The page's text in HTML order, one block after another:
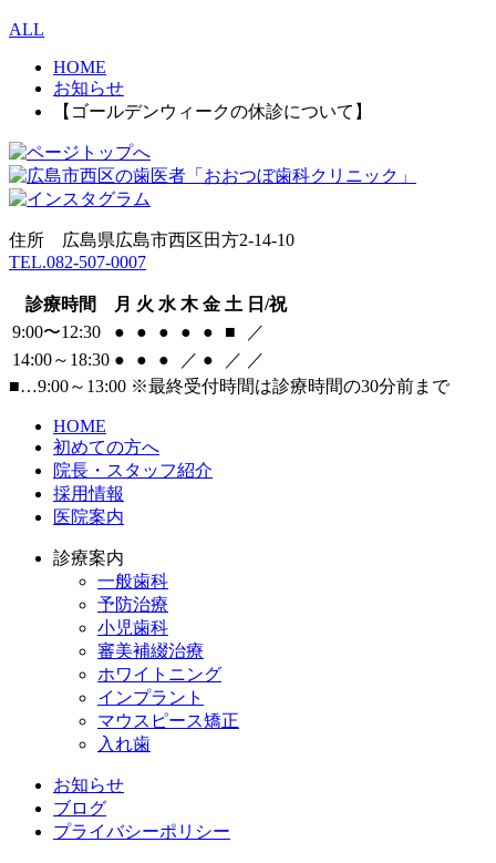
ALL
HOME
お知らせ
【ゴールデンウィークの休診について】
住所 広島県広島市西区田方2-14-10
TEL.082-507-0007
診療時間 月 火 水 木 金 土 日/祝
9:00〜12:30
● ● ● ● ● ■
／
14:00～18:30 ● ● ● ／ ● ／ ／
■…9:00～13:00 ※最終受付時間は診療時間の30分前まで
HOME
初めての方へ
院長・スタッフ紹介
採用情報
医院案内
診療案内
一般歯科
予防治療
小児歯科
審美補綴治療
ホワイトニング
インプラント
マウスピース矯正
入れ歯
お知らせ
ブログ
プライバシーポリシー